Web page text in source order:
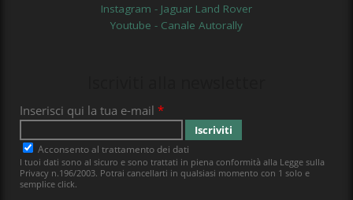
Instagram - Jaguar Land Rover
Youtube - Canale Autorally